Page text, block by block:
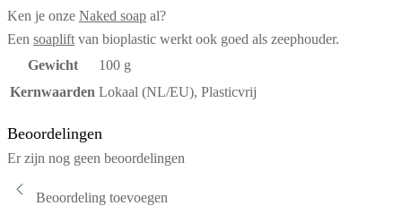
Ken je onze Naked soap al?
Een soaplift van bioplastic werkt ook goed als zeephouder.
Gewicht
100 g
Kernwaarden Lokaal (NL/EU), Plasticvrij
Beoordelingen
Er zijn nog geen beoordelingen
Beoordeling toevoegen